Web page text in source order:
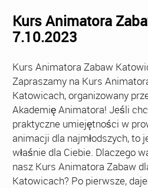
Kurs Animatora
7.10.2023
Kurs Animatora Zabaw
Zapraszamy na Kurs
Katowicach, organizowany
Akademię Animatora! Jeśli
praktyczne umiejętności w
animacji dla najmłodszych, to
właśnie dla Ciebie. Dlaczego
nasz Kurs Animatora Zabaw
Katowicach? Po pierwsze,